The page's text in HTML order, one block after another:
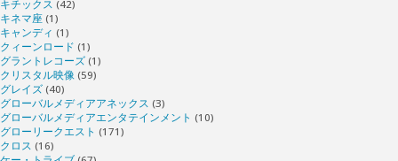
キチックス (42)
キネマ座 (1)
キャンディ (1)
クィーンロード (1)
グラントレコーズ (1)
クリスタル映像 (59)
グレイズ (40)
グローバルメディアアネックス (3)
グローバルメディアエンタテインメント (10)
グローリークエスト (171)
クロス (16)